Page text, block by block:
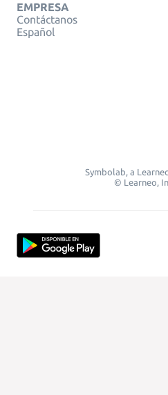
EMPRESA
Contáctanos
Español
Symbolab, a
© Learneo,